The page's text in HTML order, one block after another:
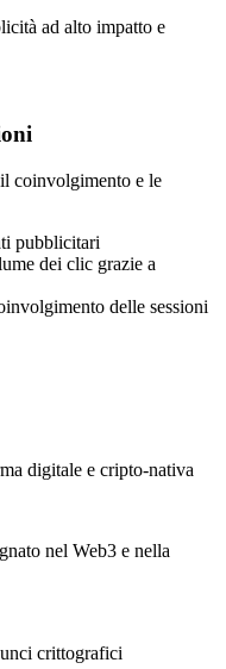
ad alto impatto e
coinvolgimento e le
pubblicitari
dei clic grazie a
delle sessioni
digitale e cripto-nativa
nel Web3 e nella
crittografici